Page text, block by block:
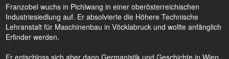
Franzobel wuchs in Pichlwang in einer oberösterreichischen
Industriesiedlung auf. Er absolvierte die Höhere Technische
Lehranstalt für Maschinenbau in Vöcklabruck und wollte anfänglich
Erfinder werden.
Er entschloss sich aber dann Germanistik und Geschichte in Wien